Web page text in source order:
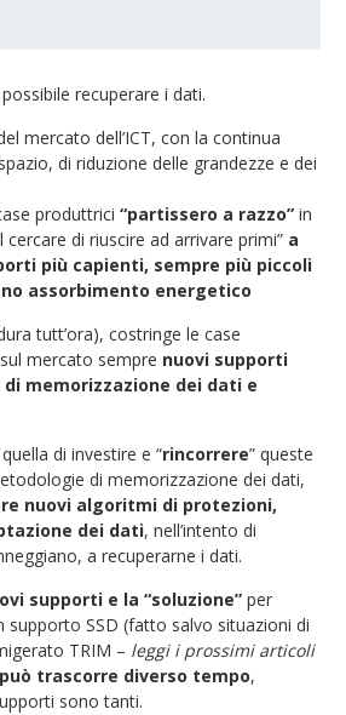
recuperare i dati.
mercato dell’ICT, con la continua
di riduzione delle grandezze e dei
produttrici “partissero a razzo”in
di riuscire ad arrivare primi” a
più capienti, sempre più piccoli
assorbimento energetico
tutt’ora), costringe le case
mercato sempre nuovi supporti
memorizzazione dei dati e
di investire e “rincorrere” queste
di memorizzazione dei dati,
nuovi algoritmi di protezioni,
dei dati, nell’intento di
a recuperarne i dati.
supporti e la “soluzione”per
supporto SSD (fatto salvo situazioni di
TRIM – leggi i prossimi articoli
può trascorre diverso tempo,
sono tanti.